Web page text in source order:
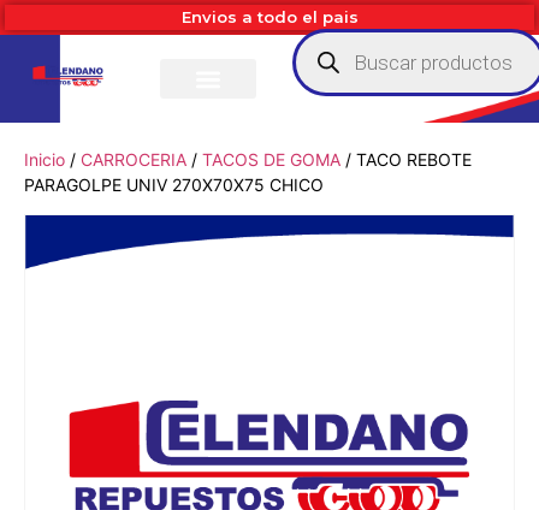
Envios a todo el pais
Inicio / CARROCERIA / TACOS DE GOMA / TACO REBOTE
PARAGOLPE UNIV 270X70X75 CHICO